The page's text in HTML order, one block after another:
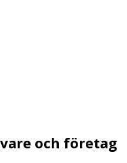
och företag